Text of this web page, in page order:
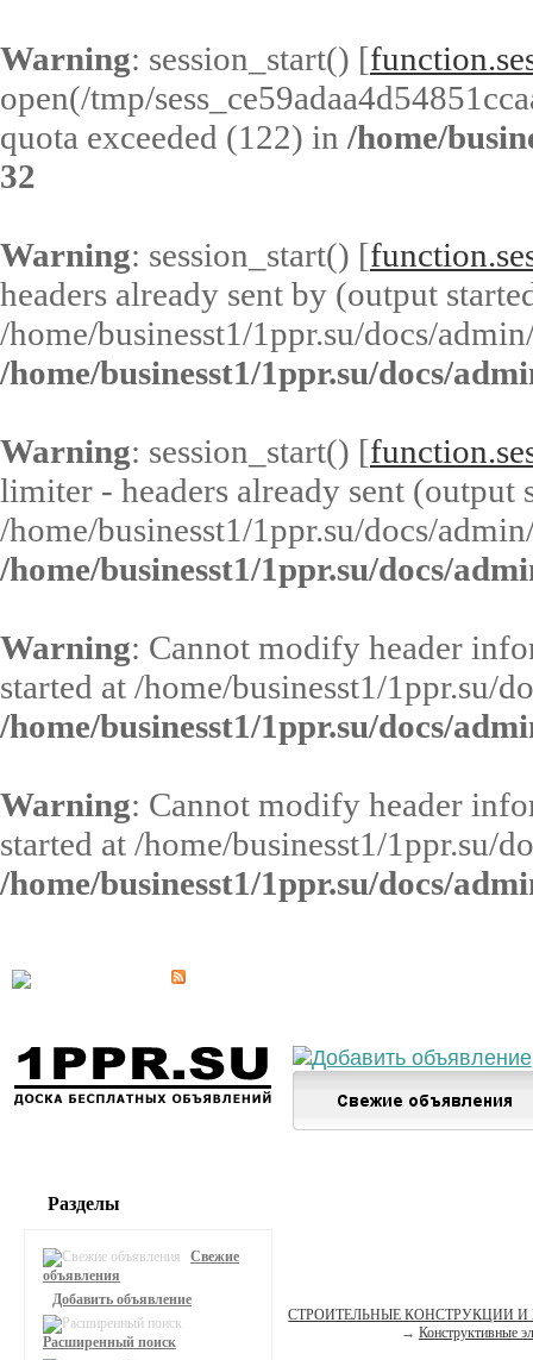
Warning: session_start() [
open(/tmp/
quota exceeded (122) in /home/
32
Warning: session_start() [
headers already sent by (output
/home/businesst1/1ppr.su/docs/
/home/businesst1/1ppr.su/docs/
Warning: session_start() [
limiter - headers already sent (output
/home/businesst1/1ppr.su/docs/
/home/businesst1/1ppr.su/docs/
Warning: Cannot modify header
started at /home/businesst1/1ppr.su/
/home/businesst1/1ppr.su/docs/
Warning: Cannot modify header
started at /home/businesst1/1ppr.su/
/home/businesst1/1ppr.su/docs/
СТРОИТЕЛЬНЫЕ КОНСТРУКЦИИ И
→ Конструктивные
Разделы
Свежие
объявления
Добавить объявление
Расширенный поиск